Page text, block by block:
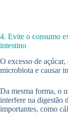
4. Evite o consumo
intestino
O excesso de
microbiota e causar
Da mesma forma, o
interfere na digestão
importantes, como